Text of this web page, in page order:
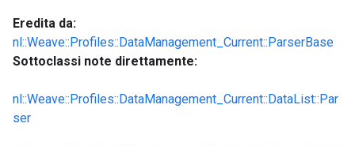
Eredita da:
nl::Weave::Profiles::DataManagement_Current::ParserBase
Sottoclassi note direttamente:
nl::Weave::Profiles::DataManagement_Current::DataList::Par
ser